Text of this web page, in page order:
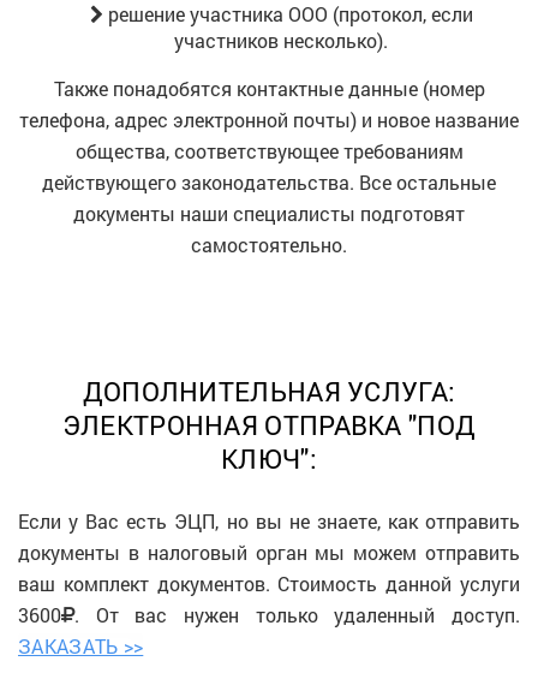
решение участника ООО (протокол, если
участников несколько).
Также понадобятся контактные данные (номер
телефона, адрес электронной почты) и новое название
общества, соответствующее требованиям
действующего законодательства. Все остальные
документы наши специалисты подготовят
самостоятельно.
ДОПОЛНИТЕЛЬНАЯ УСЛУГА:
ЭЛЕКТРОННАЯ ОТПРАВКА "ПОД
КЛЮЧ":
Если у Вас есть ЭЦП, но вы не знаете, как отправить
документы в налоговый орган мы можем отправить
ваш комплект документов. Стоимость данной услуги
3600 . От вас нужен только удаленный доступ.
ЗАКАЗАТЬ >>